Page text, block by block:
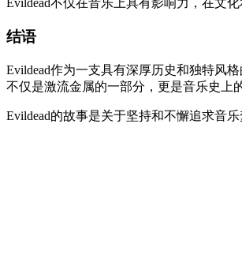
Evildead不仅在音乐上具有影响力，在文
结语
Evildead作为一支具有深厚历史和独特风
不仅是激流金属的一部分，更是音乐史上
Evildead的故事是关于坚持和不懈追求音